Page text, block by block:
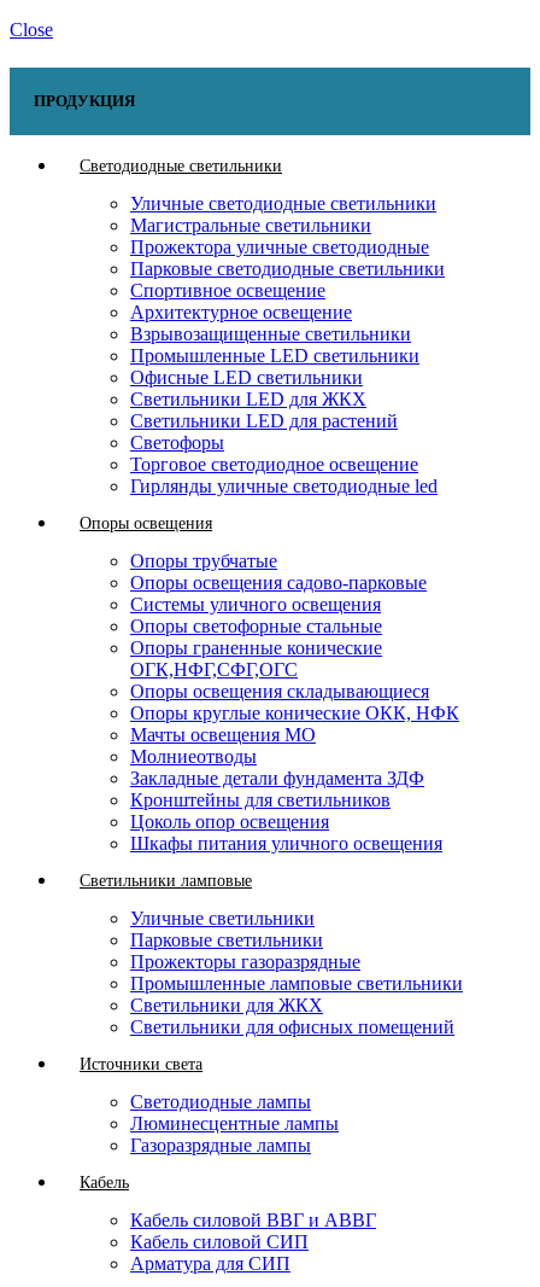
Close
ПРОДУКЦИЯ
Светодиодные светильники
Уличные светодиодные светильники
Магистральные светильники
Прожектора уличные светодиодные
Парковые светодиодные светильники
Спортивное освещение
Архитектурное освещение
Взрывозащищенные светильники
Промышленные LED светильники
Офисные LED светильники
Cветильники LED для ЖКХ
Светильники LED для растений
Светофоры
Торговое светодиодное освещение
Гирлянды уличные светодиодные led
Опоры освещения
Опоры трубчатые
Опоры освещения садово-парковые
Системы уличного освещения
Опоры светофорные стальные
Опоры граненные конические
ОГК,НФГ,СФГ,ОГС
Опоры освещения складывающиеся
Опоры круглые конические ОКК, НФК
Мачты освещения МО
Молниеотводы
Закладные детали фундамента ЗДФ
Кронштейны для светильников
Цоколь опор освещения
Шкафы питания уличного освещения
Светильники ламповые
Уличные светильники
Парковые светильники
Прожекторы газоразрядные
Промышленные ламповые светильники
Светильники для ЖКХ
Светильники для офисных помещений
Источники света
Светодиодные лампы
Люминесцентные лампы
Газоразрядные лампы
Кабель
Кабель силовой ВВГ и АВВГ
Кабель силовой СИП
Арматура для СИП